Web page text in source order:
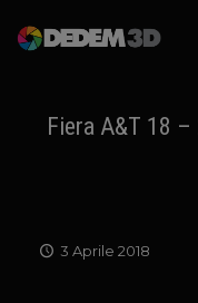
Prodotti
Servizi
Fiera A&T 18
3 Aprile 2018